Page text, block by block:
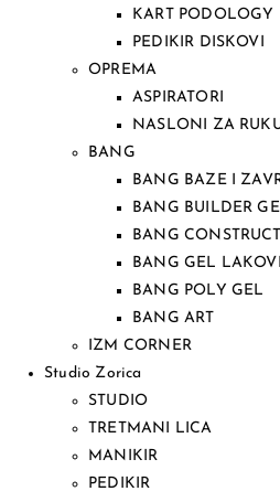
KART PODOLOGY
PEDIKIR DISKOVI
OPREMA
ASPIRATORI
NASLONI ZA
BANG
BANG BAZE I
BANG BUILDER
BANG CONSTRUCT
BANG GEL LAKOVI
BANG POLY GEL
BANG ART
IZM CORNER
Studio Zorica
STUDIO
TRETMANI LICA
MANIKIR
PEDIKIR